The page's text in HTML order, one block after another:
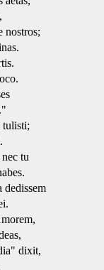
nostros;
tulisti;
tu
dedissem
dixit,